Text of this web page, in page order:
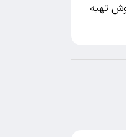
تهیه